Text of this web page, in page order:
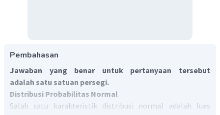
Pembahasan
Jawaban yang benar untuk pertanyaan tersebut
adalah satu satuan persegi.
Distribusi Probabilitas Normal
Salah satu karakteristik distribusi normal adalah luas